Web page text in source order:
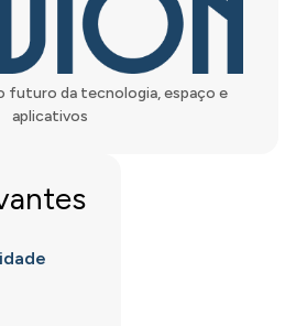
futuro da tecnologia, espaço e
aplicativos